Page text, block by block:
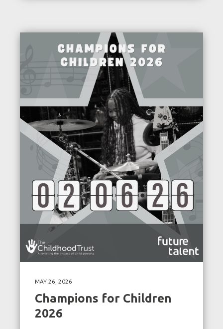
MAY 26, 2026
Champions for Children
2026